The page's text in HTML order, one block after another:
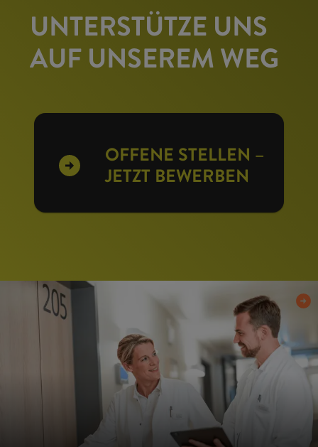
UNTERSTÜTZE UNS
AUF UNSEREM WEG
OFFENE STELLEN –
JETZT BEWERBEN